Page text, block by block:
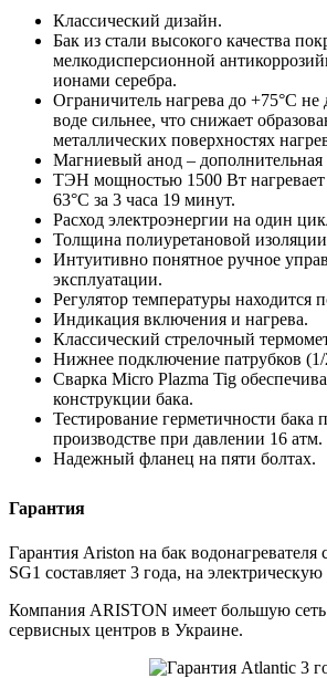
Классический дизайн.
Бак из стали высокого качества
мелкодисперсионной
ионами серебра.
Ограничитель нагрева до +75°С не
воде сильнее, что снижает
металлических поверхностях
Магниевый анод – дополнительная
ТЭН мощностью 1500 Вт нагревает
63°С за 3 часа 19 минут.
Расход электроэнергии на один
Толщина полиуретановой
Интуитивно понятное ручное
эксплуатации.
Регулятор температуры находится
Индикация включения и нагрева.
Классический стрелочный
Нижнее подключение патрубков (1/
Сварка Micro Plazma Tig
конструкции бака.
Тестирование герметичности бака
производстве при давлении 16 атм.
Надежный фланец на пяти болтах.
Гарантия
Гарантия Ariston на бак водонагревателя
SG1 составляет 3 года, на
Компания ARISTON имеет большую
сервисных центров в Украине.